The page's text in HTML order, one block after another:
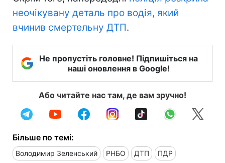
неочікувану деталь про водія, який
вчинив смертельну ДТП.
Не пропустіть головне! Підпишіться на
наші оновлення в Google!
Або читайте нас там, де вам зручно!
Більше по темі:
Володимир Зеленський РНБО ДТП ПДР